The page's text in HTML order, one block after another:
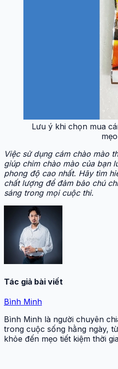
Lưu ý khi chọn mua
mẹo
Việc sử dụng cám chào mào
giúp chim chào mào của bạn
phong độ cao nhất. Hãy tìm
chất lượng để đảm bảo chú
sáng trong mọi cuộc thi.
Tác giả bài viết
Bình Minh
Bình Minh là người chuyên
trong cuộc sống hằng ngày,
khỏe đến mẹo tiết kiệm thời